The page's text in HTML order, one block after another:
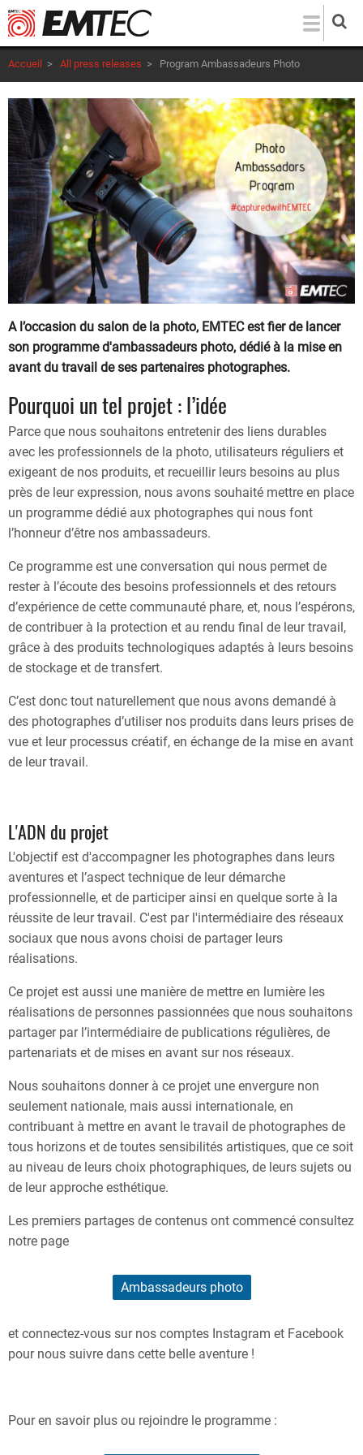
Aller
au
contenu
principal
Accueil > All press releases > Program Ambassadeurs Photo
A l’occasion du salon de la photo, EMTEC est fier de lancer
son programme d'ambassadeurs photo, dédié à la mise en
avant du travail de ses partenaires photographes.
Pourquoi un tel projet : l’idée
Parce que nous souhaitons entretenir des liens durables
avec les professionnels de la photo, utilisateurs réguliers et
exigeant de nos produits, et recueillir leurs besoins au plus
près de leur expression, nous avons souhaité mettre en place
un programme dédié aux photographes qui nous font
l’honneur d’être nos ambassadeurs.
Ce programme est une conversation qui nous permet de
rester à l’écoute des besoins professionnels et des retours
d’expérience de cette communauté phare, et, nous l’espérons,
de contribuer à la protection et au rendu final de leur travail,
grâce à des produits technologiques adaptés à leurs besoins
de stockage et de transfert.
C’est donc tout naturellement que nous avons demandé à
des photographes d’utiliser nos produits dans leurs prises de
vue et leur processus créatif, en échange de la mise en avant
de leur travail.
L'ADN du projet
L'objectif est d'accompagner les photographes dans leurs
aventures et l’aspect technique de leur démarche
professionnelle, et de participer ainsi en quelque sorte à la
réussite de leur travail. C'est par l'intermédiaire des réseaux
sociaux que nous avons choisi de partager leurs
réalisations.
Ce projet est aussi une manière de mettre en lumière les
réalisations de personnes passionnées que nous souhaitons
partager par l’intermédiaire de publications régulières, de
partenariats et de mises en avant sur nos réseaux.
Nous souhaitons donner à ce projet une envergure non
seulement nationale, mais aussi internationale, en
contribuant à mettre en avant le travail de photographes de
tous horizons et de toutes sensibilités artistiques, que ce soit
au niveau de leurs choix photographiques, de leurs sujets ou
de leur approche esthétique.
Les premiers partages de contenus ont commencé consultez
notre page
Ambassadeurs photo
et connectez-vous sur nos comptes Instagram et Facebook
pour nous suivre dans cette belle aventure !
Pour en savoir plus ou rejoindre le programme :